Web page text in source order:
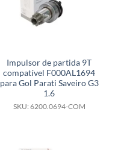
Impulsor de partida 9T
compatível F000AL1694
para Gol Parati Saveiro G3
1.6
SKU: 6200.0694-COM